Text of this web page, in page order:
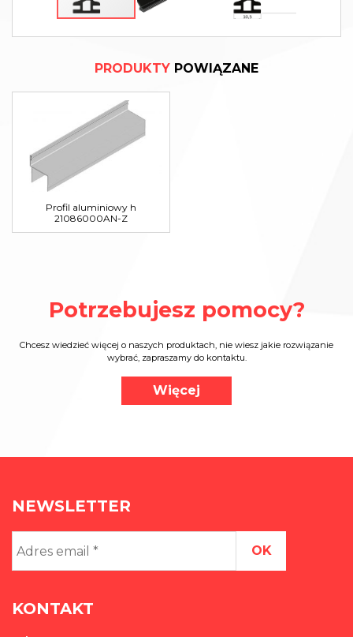
PRODUKTY POWIĄZANE
Profil aluminiowy h
21086000AN-Z
Potrzebujesz pomocy?
Chcesz wiedzieć więcej o naszych produktach, nie wiesz jakie rozwiązanie
wybrać, zapraszamy do kontaktu.
Więcej
NEWSLETTER
email
*
KONTAKT